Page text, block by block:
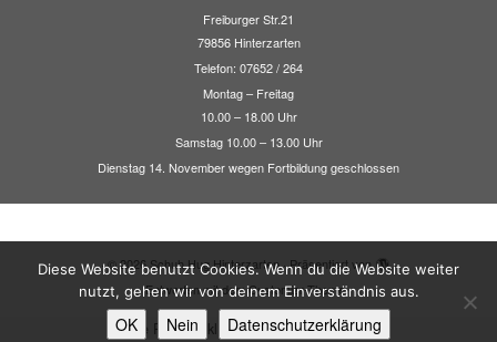
Freiburger Str.21
79856 Hinterzarten
Telefon: 07652 / 264
Montag – Freitag
10.00 – 18.00 Uhr
Samstag 10.00 – 13.00 Uhr
Dienstag 14. November wegen Fortbildung geschlossen
·© 2026 Schuh Hug Hinterzarten·Präsentiert von
·
Entworfen mit demCustomizr-Theme·
Alle Preise inkl. der gesetzlichen MwSt.
Diese Website benutzt Cookies. Wenn du die Website weiter
nutzt, gehen wir von deinem Einverständnis aus.
OK Nein Datenschutzerklärung